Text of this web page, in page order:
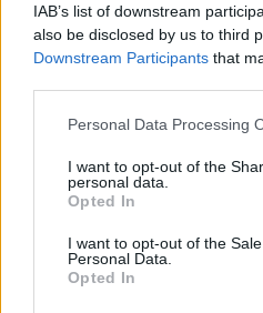
IAB’s list of downstream
also be disclosed by us to third
Downstream Participants that
Please note that this website/
not limited to your visit or usage
grant or deny consent to
use your data for below
consent section.
Personal Data Processing
I want to opt-out of the
personal data.
Opted In
I want to opt-out of the
Personal Data.
Opted In